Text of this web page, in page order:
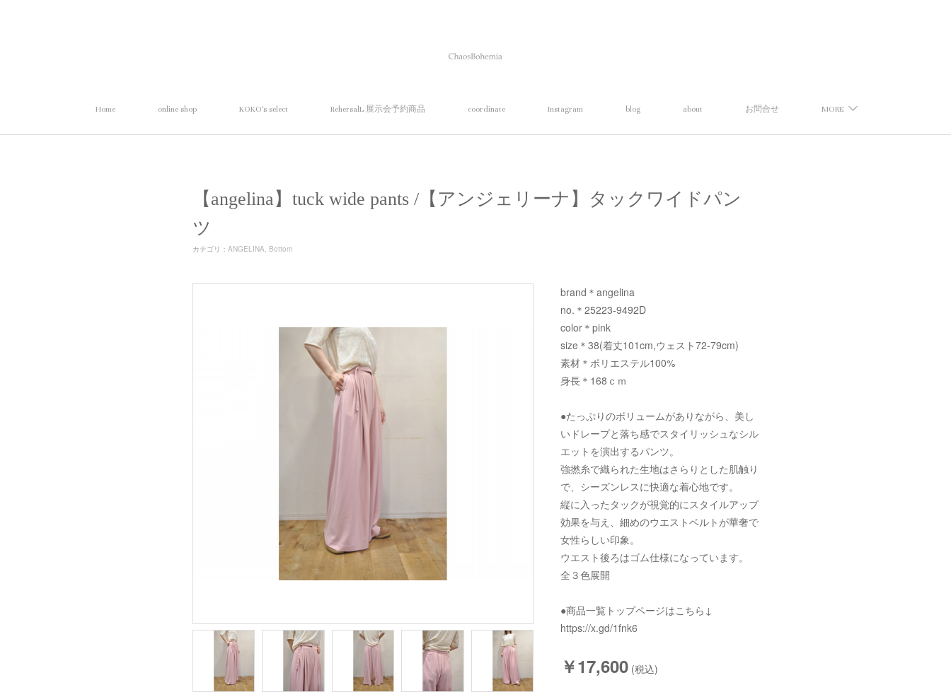
Home online shop KOKO's select RehersalL 展示会予約商品 coordinate Instagram blog about お問合せ MORE
【angelina】tuck wide pants /【アンジェリーナ】タックワイドパン
ツ
カテゴリ ： ANGELINA Bottom
brand＊angelina
no.＊25223-9492D
color＊pink
size＊38(着丈101cm,ウェスト72-79cm)
素材＊ポリエステル100%
身長＊168ｃｍ
●たっぷりのボリュームがありながら、美し
いドレープと落ち感でスタイリッシュなシル
エットを演出するパンツ。
強撚糸で織られた生地はさらりとした肌触り
で、シーズンレスに快適な着心地です。
縦に入ったタックが視覚的にスタイルアップ
効果を与え、細めのウエストベルトが華奢で
女性らしい印象。
ウエスト後ろはゴム仕様になっています。
全３色展開
●商品一覧トップページはこちら↓
https://x.gd/1fnk6
￥17,600 (税込)